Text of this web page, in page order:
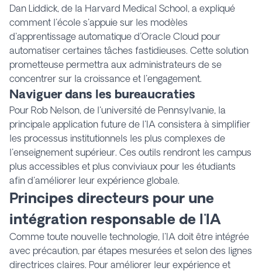
Dan Liddick, de la Harvard Medical School, a expliqué
comment l'école s'appuie sur les modèles
d'apprentissage automatique d'Oracle Cloud pour
automatiser certaines tâches fastidieuses. Cette solution
prometteuse permettra aux administrateurs de se
concentrer sur la croissance et l'engagement.
Naviguer dans les bureaucraties
Pour Rob Nelson, de l'université de Pennsylvanie, la
principale application future de l'IA consistera à simplifier
les processus institutionnels les plus complexes de
l'enseignement supérieur. Ces outils rendront les campus
plus accessibles et plus conviviaux pour les étudiants
afin d'améliorer leur expérience globale.
Principes directeurs pour une
intégration responsable de l'IA
Comme toute nouvelle technologie, l'IA doit être intégrée
avec précaution, par étapes mesurées et selon des lignes
directrices claires. Pour améliorer leur expérience et